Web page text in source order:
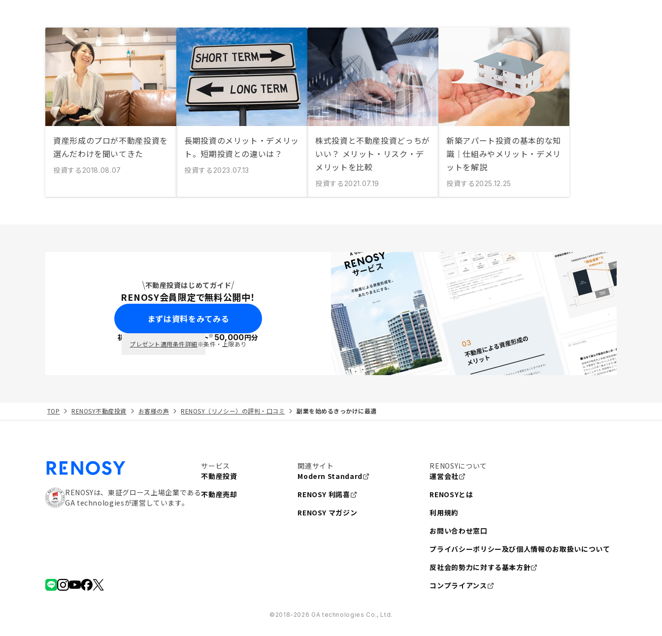
資産形成のプロが不動産投資を
選んだわけを聞いてきた
投資する 2018.08.07
長期投資のメリット・デメリッ
ト。短期投資との違いは？
投資する 2023.07.13
株式投資と不動産投資どっちが
いい？ メリット・リスク・デ
メリットを比較
投資する 2021.07.19
新築アパート投資の基本的な知
識｜仕組みやメリット・デメリ
ットを解説
投資する 2025.12.25
不動産投資はじめてガイド
RENOSY会員限定で無料公開中！
まずは資料をみてみる
初回面談で ポイント※50,000円分
プレゼント適用条件詳細※条件・上限あり
TOP RENOSY不動産投資 お客様の声 RENOSY（リノシー）の評判・口コミ 副業を始めるきっかけに最適
RENOSYは、東証グロース上場企業である
GA technologiesが運営しています。
サービス
不動産投資
不動産売却
関連サイト
Modern Standard
RENOSY 利諾喜
RENOSY マガジン
RENOSYについて
運営会社
RENOSYとは
利用規約
お問い合わせ窓口
プライバシーポリシー及び個人情報のお取扱いについて
反社会的勢力に対する基本方針
コンプライアンス
©︎2018-2026 GA technologies Co., Ltd.